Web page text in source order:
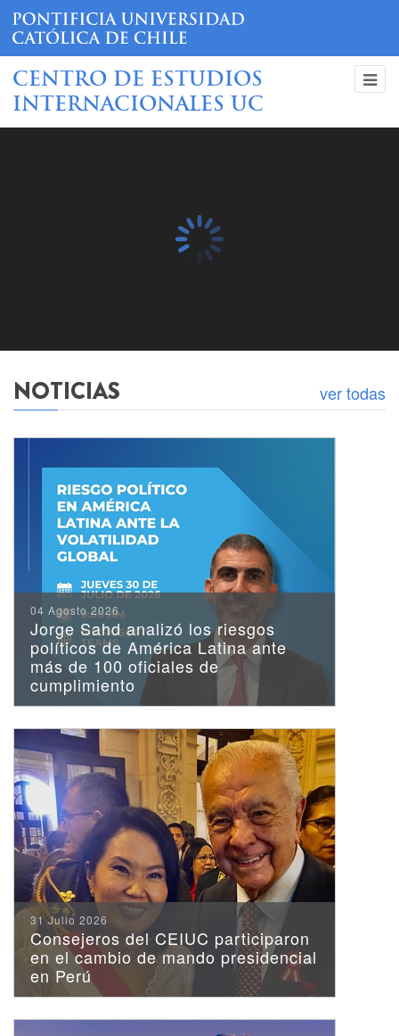
CENTRO DE ESTUDIOS
INTERNACIONALES UC
CEIUC y Reformismo21
realizaron la primera
edición de la Escuela
Iberoamericana de
Liderazgo en Santiago
Consejero del CEIUC
Pablo Cabrera presentó su
libro "La diplomacia tiene
la palabra"
[Publicación] Riesgo
Político América Latina
2026
NOTICIAS ver todas
04 Agosto 2026
Jorge Sahd analizó los riesgos
políticos de América Latina ante
más de 100 oficiales de
cumplimiento
31 Julio 2026
Consejeros del CEIUC participaron
en el cambio de mando presidencial
en Perú